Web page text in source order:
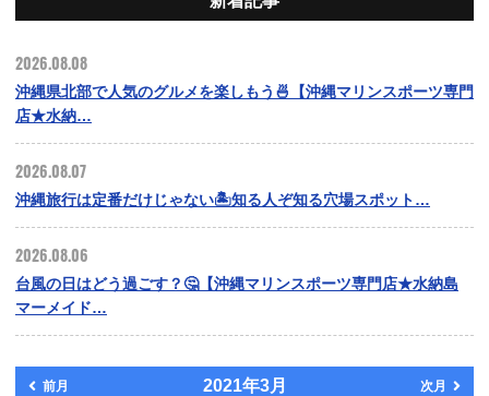
2026.08.08
沖縄県北部で人気のグルメを楽しもう🍜【沖縄マリンスポーツ専門
店★水納…
2026.08.07
沖縄旅行は定番だけじゃない🏝️知る人ぞ知る穴場スポット…
2026.08.06
台風の日はどう過ごす？🤔【沖縄マリンスポーツ専門店★水納島
マーメイド…
前月 2021年3月 次月